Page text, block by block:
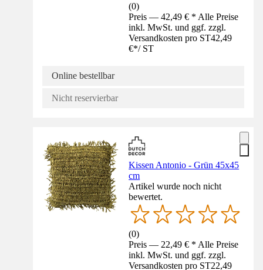
(0)
Preis — 42,49 € * Alle Preise
inkl. MwSt. und ggf. zzgl.
Versandkosten pro ST42,49
€*/ ST
Online bestellbar
Nicht reservierbar
Kissen Antonio - Grün 45x45
cm
Artikel wurde noch nicht
bewertet.
(0)
Preis — 22,49 € * Alle Preise
inkl. MwSt. und ggf. zzgl.
Versandkosten pro ST22,49